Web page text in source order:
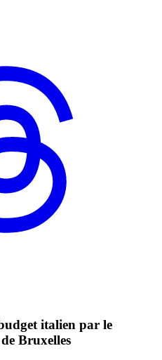
italien par le
Bruxelles